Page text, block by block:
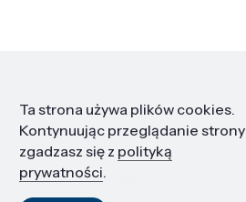
Informacje
Edukacja i kariera
Zasoby i materiały
Ta strona używa plików cookies.
Kontynuując przeglądanie strony
zgadzasz się z polityką
prywatności.